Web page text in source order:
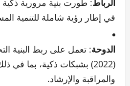
الرباط: طورت بنية مرورية ذكية
في إطار رؤية شاملة للتنمية
الدوحة: تعمل على ربط البنية
(2022) بشبكات ذكية، بما في
والمراقبة والإرشاد.